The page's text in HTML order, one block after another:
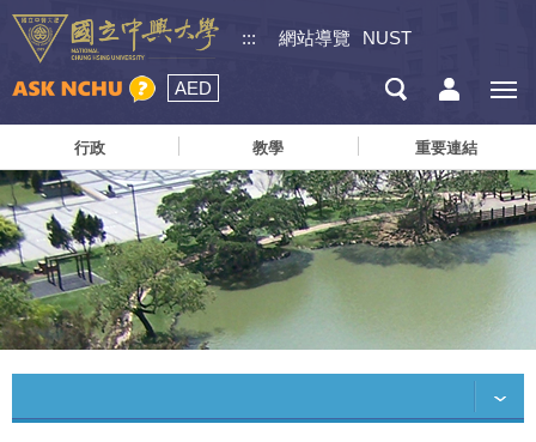
::: 網站導覽 NUST
AED
行政 教學 重要連結